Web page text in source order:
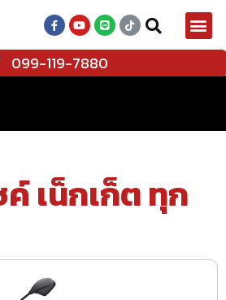
099-119-7880
เน็กเก็ต ทุก